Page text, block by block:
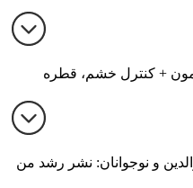
+ کنترل خشم، قطره
و نوجوانان: نشر رشد من